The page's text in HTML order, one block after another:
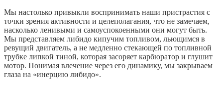
Мы настолько привыкли воспринимать наши пристрастия с
точки зрения активности и целеполагания, что не замечаем,
насколько ленивыми и самоуспокоенными они могут быть.
Мы представляем либидо кипучим топливом, льющимся в
ревущий двигатель, а не медленно стекающей по топливной
трубке липкой тиной, которая засоряет карбюратор и глушит
мотор. Понимая влечение через его динамику, мы закрываем
глаза на «инерцию либидо».